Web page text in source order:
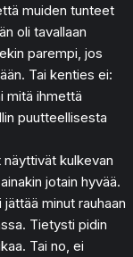
muiden tunteet
oli tavallaan
parempi, jos
Tai kenties ei:
mitä ihmettä
puutteellisesta
kulkevan
jotain hyvää.
minut rauhaan
Tietysti pidin
Tai no, ei